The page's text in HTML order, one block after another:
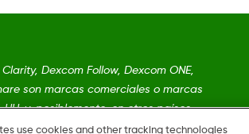
Dexcom Follow, Dexcom ONE,
son marcas comerciales o marcas
UU. y, posiblemente, en otros países.
use cookies and other tracking technologies